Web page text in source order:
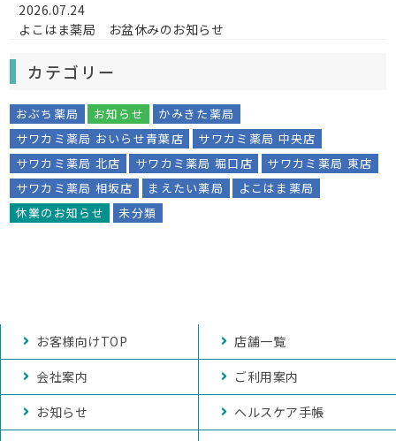
2026.07.24
よこはま薬局 お盆休みのお知らせ
カテゴリー
おぶち薬局 お知らせ
かみきた薬局
サワカミ薬局 おいらせ青葉店
サワカミ薬局 中央店
サワカミ薬局 北店
サワカミ薬局 堀口店
サワカミ薬局 東店
サワカミ薬局 相坂店
まえたい薬局
よこはま薬局
休業のお知らせ
未分類
お客様向けTOP
店舗一覧
会社案内
ご利用案内
お知らせ
ヘルスケア手帳